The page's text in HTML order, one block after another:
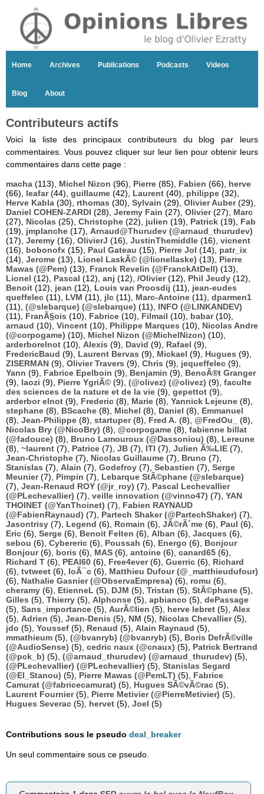
Home Archives Publications Podcasts Videos
Blog About
Contributeurs actifs
Voici la liste des principaux contributeurs du blog par leurs
commentaires. Vous pouvez cliquer sur leur lien pour obtenir leurs
commentaires dans cette page :
macha (113), Michel Nizon (96), Pierre (85), Fabien (66), herve
(66), leafar(44), guillaume (42), Laurent (40), philippe (32),
Herve Kabla (30), rthomas (30), Sylvain (29), Olivier Auber(29),
Daniel COHEN-ZARDI (28), Jeremy Fain (27), Olivier(27), Marc
(27), Nicolas (25), Christophe (22), julien (19), Patrick (19), Fab
(19), jmplanche (17), Arnaud@Thurudev (@arnaud_thurudev)
(17), Jeremy (16), OlivierJ (16), JustinThemiddle (16), vicnent
(16), bobonofx (15), Paul Gateau (15), Pierre Jol (14), patr_ix
(14), Jerome (13), Lionel LaskÃ© (@lionellaske) (13), Pierre
Mawas (@Pem) (13), Franck Revelin (@FranckAtDell) (13),
Lionel (12), Pascal (12), anj (12), /Olivier(12), Phil Jeudy (12),
Benoit (12), jean (12), Louis van Proosdij (11), jean-eudes
queffelec (11), LVM (11), jlc (11), Marc-Antoine (11), dparmen1
(11), (@slebarque) (@slebarque) (11), INFO (@LINKANDEV)
(11), FranÃ§ois (10), Fabrice (10), Filmail (10), babar(10),
arnaud (10), Vincent (10), Philippe Marques (10), Nicolas Andre
(@corpogame) (10), Michel Nizon (@MichelNizon) (10),
arderborelnot (10), Alexis (9), David (9), Rafael (9),
FredericBaud (9), Laurent Bervas (9), Mickael (9), Hugues (9),
ZISERMAN (9), Olivier Travers (9), Chris (9), jequeffelec (9),
Yann (9), Fabrice Epelboin (9), Benjamin (9), BenoÃ®t Granger
(9), laozi (9), Pierre YgriÃ© (9), (@olivez) (@olivez) (9), faculte
des sciences de la nature et de la vie (9), gepettot (9),
arderbor elnot (9), Frederic (8), Marie (8), Yannick Lejeune (8),
stephane (8), BScache (8), Michel (8), Daniel (8), Emmanuel
(8), Jean-Philippe (8), startuper(8), Fred A. (8), @FredOu_
(8),
Nicolas Bry (@NicoBry) (8), @corpogame (8), fabienne billat
(@fadouce) (8), Bruno Lamouroux (@Dassoniou) (8), Lereune
(8), ~laurent (7), Patrice (7), JB (7), ITI (7), Julien Ã‰LIE (7),
Jean-Christophe (7), Nicolas Guillaume (7), Bruno (7),
Stanislas (7), Alain (7), Godefroy (7), Sebastien (7), Serge
Meunier(7), Pimpin (7), Lebarque StÃ©phane (@slebarque)
(7), Jean-Renaud ROY (@jr_roy) (7), Pascal Lechevallier
(@PLechevallier) (7), veille innovation (@vinno47) (7), YAN
THOINET (@YanThoinet) (7), Fabien RAYNAUD
(@FabienRaynaud) (7), Partech Shaker (@PartechShaker) (7),
Jasontrisy (7), Legend (6), Romain (6), JÃ©rÃ´me (6), Paul (6),
Eric (6), Serge (6), Benoit Felten (6), Alban (6), Jacques (6),
sebou (6), Cybereric (6), Poussah (6), Energo (6), Bonjour
Bonjour(6), boris (6), MAS (6), antoine (6), canard65 (6),
Richard T (6), PEAI60 (6), Free4ever(6), Guerric (6), Richard
(6), tvtweet (6), loÃ¯c (6), Matthieu Dufour (@_matthieudufour)
(6), Nathalie Gasnier (@ObservaEmpresa) (6), romu (6),
cheramy (6), EtienneL (5), DJM (5), Tristan (5), StÃ©phane (5),
Gilles (5), Thierry (5), Alphonse (5), apbianco (5), dePassage
(5), Sans_importance (5), AurÃ©lien (5), herve lebret (5), Alex
(5), Adrien (5), Jean-Denis (5), NM (5), Nicolas Chevallier(5),
jdo (5), Youssef (5), Renaud (5), Alain Raynaud (5),
mmathieum (5), (@bvanryb) (@bvanryb) (5), Boris DefrÃ©ville
(@AudioSense) (5), cedric naux (@cnaux) (5), Patrick Bertrand
(@pck_b) (5), (@arnaud_thurudev) (@arnaud_thurudev) (5),
(@PLechevallier) (@PLechevallier) (5), Stanislas Segard
(@El_Stanou) (5), Pierre Mawas (@PemLT) (5), Fabrice
Camurat (@fabricecamurat) (5), Hugues SÃ©vÃ©rac (5),
Laurent Fournier(5), Pierre Metivier (@PierreMetivier) (5),
Hugues Severac (5), hervet (5), Joel (5)
Contributions sous le pseudo deal_breaker
Un seul commentaire sous ce pseudo.